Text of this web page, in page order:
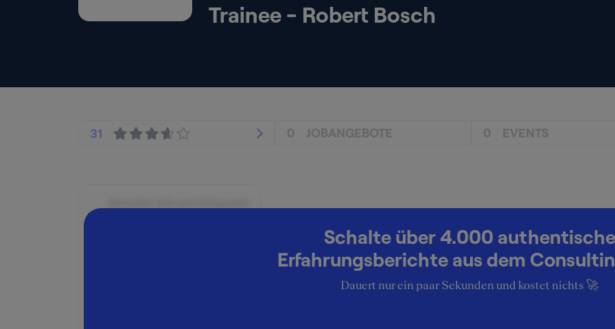
Trainee - Robert Bosch
31 0 JOBANGEBOTE 0 EVENTS
Schalte über 4.000 authentische
Erfahrungsberichte aus dem
Dauert nur ein paar Sekunden und kostet nichts 🚀